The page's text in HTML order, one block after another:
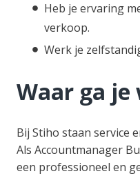
Heb je ervaring
verkoop.
Werk je
Waar ga je
Bij Stiho staan service
Als Accountmanager
een professioneel en